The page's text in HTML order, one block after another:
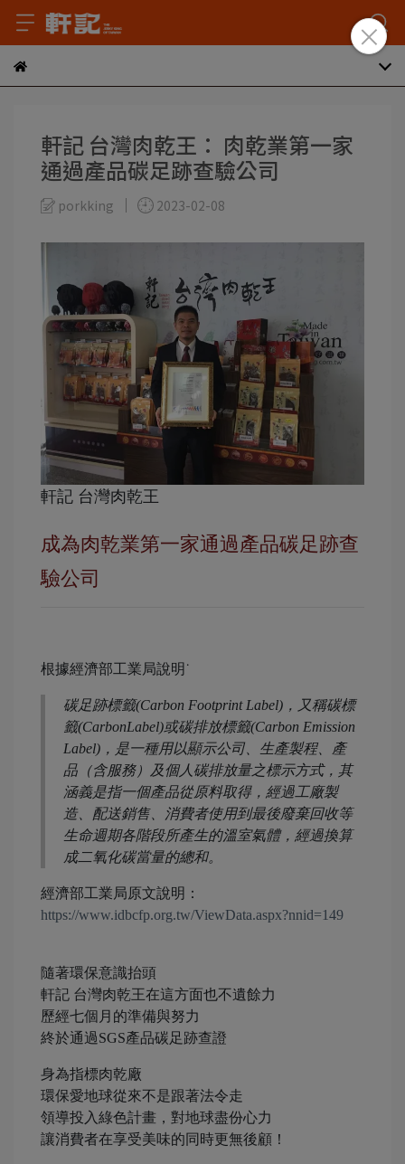
軒記 台灣肉乾王： 肉乾業第一家
通過產品碳足跡查驗公司
porkking 2023-02-08
軒記 台灣肉乾王
成為肉乾業第一家通過產品碳足跡查
驗公司
根據經濟部工業局說明˙
碳足跡標籤(Carbon Footprint Label)，又稱碳標
籤(CarbonLabel)或碳排放標籤(Carbon Emission
Label)，是一種用以顯示公司、生產製程、產
品（含服務）及個人碳排放量之標示方式，其
涵義是指一個產品從原料取得，經過工廠製
造、配送銷售、消費者使用到最後廢棄回收等
生命週期各階段所產生的溫室氣體，經過換算
成二氧化碳當量的總和。
經濟部工業局原文說明：
https://www.idbcfp.org.tw/ViewData.aspx?nnid=149
隨著環保意識抬頭
軒記 台灣肉乾王在這方面也不遺餘力
歷經七個月的準備與努力
終於通過SGS產品碳足跡查證
身為指標肉乾廠
環保愛地球從來不是跟著法令走
領導投入綠色計畫，對地球盡份心力
讓消費者在享受美味的同時更無後顧！